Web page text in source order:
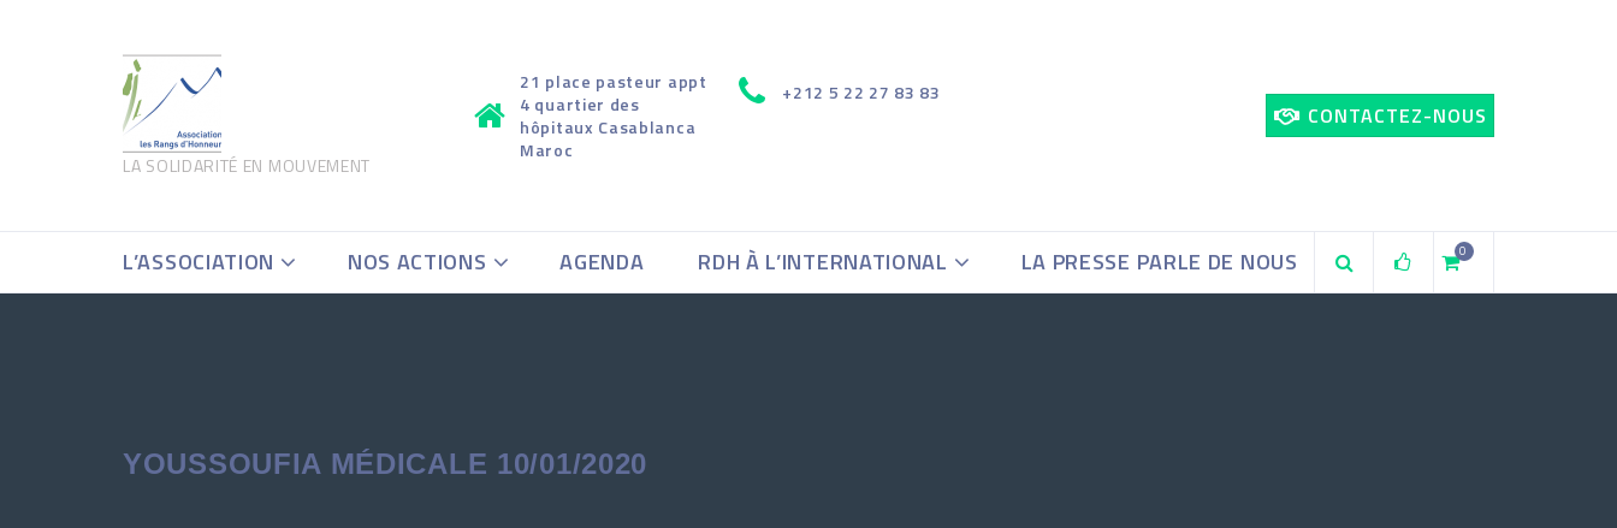
LA SOLIDARITÉ EN MOUVEMENT
21 place pasteur appt
4 quartier des
hôpitaux Casablanca
Maroc
+212 5 22 27 83 83
CONTACTEZ-NOUS
L’ASSOCIATION NOS ACTIONS AGENDA RDH À L’INTERNATIONAL LA PRESSE PARLE DE NOUS 0
YOUSSOUFIA MÉDICALE 10/01/2020